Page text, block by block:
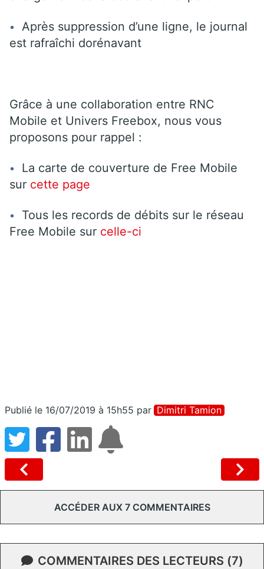
Après suppression d’une ligne, le journal
est rafraîchi dorénavant
Grâce à une collaboration entre RNC
Mobile et Univers Freebox, nous vous
proposons pour rappel :
La carte de couverture de Free Mobile
sur cette page
Tous les records de débits sur le réseau
Free Mobile sur celle-ci
Publié le 16/07/2019 à 15h55 par Dimitri Tamion
ACCÉDER AUX 7 COMMENTAIRES
COMMENTAIRES DES LECTEURS (7)